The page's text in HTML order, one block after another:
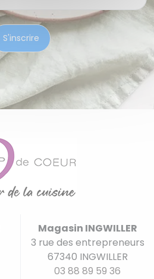
Magasin INGWILLER
3 rue des entrepreneurs
67340 INGWILLER
03 88 89 59 36